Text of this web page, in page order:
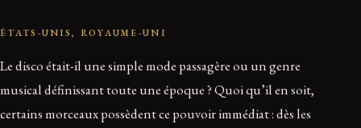
ÉTATS-UNIS, ROYAUME-UNI
Le disco était-il une simple mode passagère ou un genre
musical définissant toute une époque ? Quoi qu’il en soit,
certains morceaux possèdent ce pouvoir immédiat : dès les